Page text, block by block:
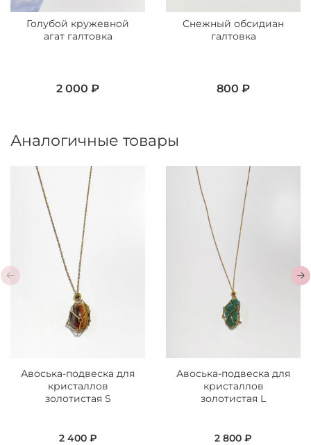
Голубой кружевной
агат галтовка
2 000 ₽
Снежный обсидиан
галтовка
800 ₽
Аналогичные товары
Авоська-подвеска для
кристаллов
золотистая S
2 400 ₽
Авоська-подвеска для
кристаллов
золотистая L
2 800 ₽